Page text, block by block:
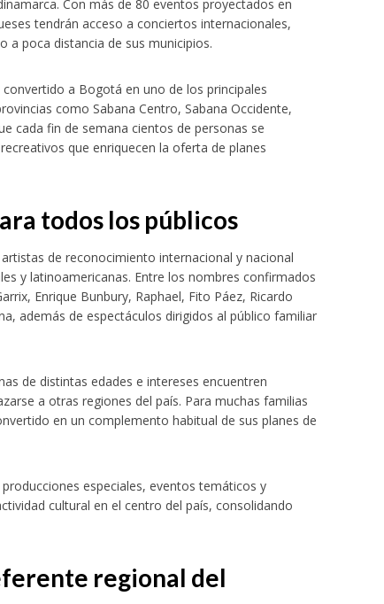
Con más de 80 eventos proyectados en
tendrán acceso a conciertos internacionales,
a poca distancia de sus municipios.
a Bogotá en uno de los principales
como Sabana Centro, Sabana Occidente,
cada fin de semana cientos de personas se
que enriquecen la oferta de planes
todos los públicos
de reconocimiento internacional y nacional
y latinoamericanas. Entre los nombres confirmados
Enrique Bunbury, Raphael, Fito Páez, Ricardo
además de espectáculos dirigidos al público familiar
de distintas edades e intereses encuentren
a otras regiones del país. Para muchas familias
en un complemento habitual de sus planes de
especiales, eventos temáticos y
cultural en el centro del país, consolidando
regional del